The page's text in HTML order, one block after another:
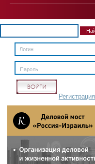
Пароль
Регистрация